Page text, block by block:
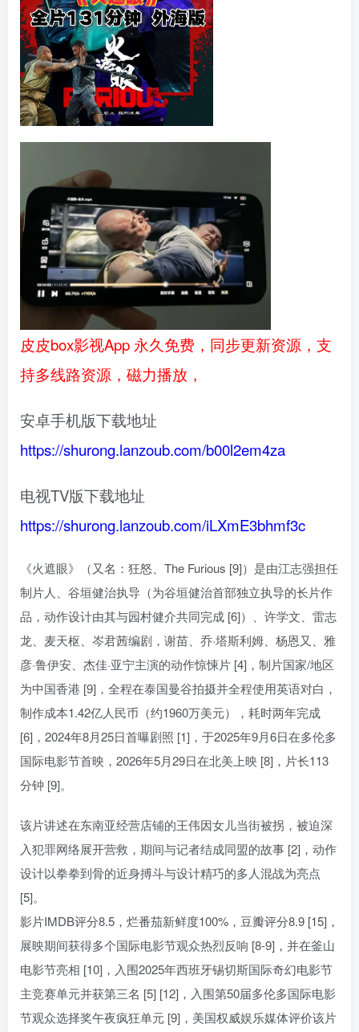
皮皮box影视App 永久免费，同步更新资源，支
持多线路资源，磁力播放，
安卓手机版下载地址
https://shurong.lanzoub.com/b00l2em4za
电视TV版下载地址
https://shurong.lanzoub.com/iLXmE3bhmf3c
《火遮眼》（又名：狂怒、The Furious [9]）是由江志强担任
制片人、谷垣健治执导（为谷垣健治首部独立执导的长片作
品，动作设计由其与园村健介共同完成 [6]）、许学文、雷志
龙、麦天枢、岑君茜编剧，谢苗、乔·塔斯利姆、杨恩又、雅
彦·鲁伊安、杰佳·亚宁主演的动作惊悚片 [4]，制片国家/地区
为中国香港 [9]，全程在泰国曼谷拍摄并全程使用英语对白，
制作成本1.42亿人民币（约1960万美元），耗时两年完成
[6]，2024年8月25日首曝剧照 [1]，于2025年9月6日在多伦多
国际电影节首映，2026年5月29日在北美上映 [8]，片长113
分钟 [9]。
该片讲述在东南亚经营店铺的王伟因女儿当街被拐，被迫深
入犯罪网络展开营救，期间与记者结成同盟的故事 [2]，动作
设计以拳拳到骨的近身搏斗与设计精巧的多人混战为亮点
[5]。
影片IMDB评分8.5，烂番茄新鲜度100%，豆瓣评分8.9 [15]，
展映期间获得多个国际电影节观众热烈反响 [8-9]，并在釜山
电影节亮相 [10]，入围2025年西班牙锡切斯国际奇幻电影节
主竞赛单元并获第三名 [5] [12]，入围第50届多伦多国际电影
节观众选择奖午夜疯狂单元 [9]，美国权威娱乐媒体评价该片